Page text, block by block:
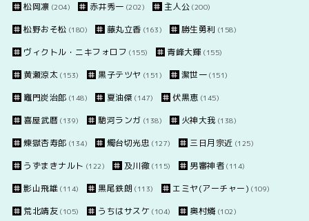
松岡凛 (204) 赤井秀一 (202) 主人公 (200)
松野おそ松 (180) 藤丸立香 (163) 勝生勇利 (158)
ヴィクトル・ニキフォロフ (155) 青峰大輝 (155)
黄瀬涼太 (153) 黒子テツヤ (151) 潔世一 (151)
竈門炭治郎 (148) 夏油傑 (147) 伏黒恵 (145)
喜屋武暦 (139) 馳河ランガ (138) 火神大我 (138)
煉獄杏寿郎 (134) 燭台切光忠 (127) 三日月宗近 (125)
うずまきナルト (122) 及川徹 (115) 男審神者 (114)
影山飛雄 (114) 黒尾鉄朗 (113) エミヤ(アーチャー) (109)
荒北靖友 (105) うちはサスケ (104) 奥村燐 (102)